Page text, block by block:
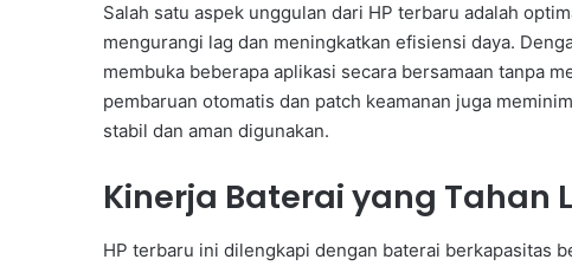
Salah satu aspek unggulan dari HP terbaru adalah
mengurangi lag dan meningkatkan efisiensi daya.
membuka beberapa aplikasi secara bersamaan tanpa
pembaruan otomatis dan patch keamanan juga
stabil dan aman digunakan.
Kinerja Baterai yang Tahan
HP terbaru ini dilengkapi dengan baterai berkapasitas